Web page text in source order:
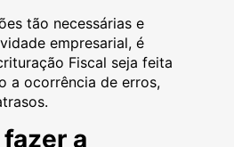
tão necessárias e
empresarial, é
Fiscal seja feita
a ocorrência de erros,
a